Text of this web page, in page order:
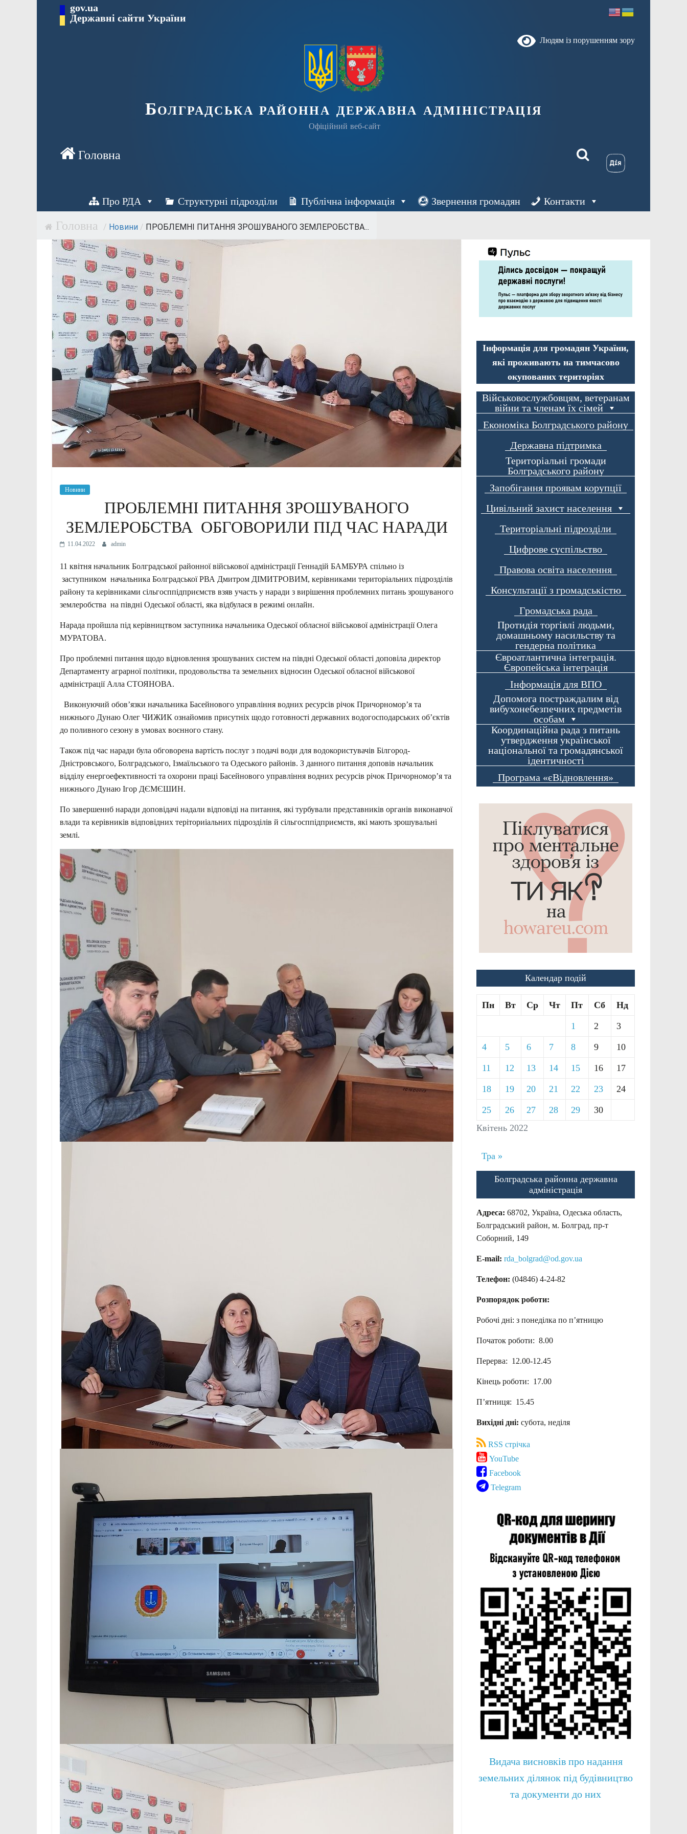
Перейти gov.ua
Державні сайти України
Людям із порушенням зору
Болградська районна державна адміністрація
Офіційний веб-сайт
Про РДА Структурні підрозділи Публічна інформація Звернення громадян Контакти
/ Новини / ПРОБЛЕМНІ ПИТАННЯ ЗРОШУВАНОГО ЗЕМЛЕРОБСТВА...
Новини
ПРОБЛЕМНІ ПИТАННЯ ЗРОШУВАНОГО
ЗЕМЛЕРОБСТВА ОБГОВОРИЛИ ПІД ЧАС НАРАДИ
11.04.2022 admin
11 квітня начальник Болградської районної військової адміністрації Геннадій БАМБУРА спільно із
заступником начальника Болградської РВА Дмитром ДІМИТРОВИМ, керівниками територіальних підрозділів
району та керівниками сільгосппідприємств взяв участь у наради з вирішення проблемних питань зрошуваного
землеробства на півдні Одеської області, яка відбулася в режимі онлайн.
Нарада пройшла під керівництвом заступника начальника Одеської обласної військової адміністрації Олега
МУРАТОВА.
Про проблемні питання щодо відновлення зрошуваних систем на півдні Одеської області доповіла директор
Департаменту аграрної політики, продовольства та земельних відносин Одеської обласної військової
адміністрації Алла СТОЯНОВА.
Виконуючий обов’язки начальника Басейнового управління водних ресурсів річок Причорномор’я та
нижнього Дунаю Олег ЧИЖИК ознайомив присутніх щодо готовності державних водогосподарських об’єктів
до поливного сезону в умовах воєнного стану.
Також під час наради була обговорена вартість послуг з подачі води для водокористувачів Білгород-
Дністровського, Болградського, Ізмаїльського та Одеського районів. З данного питання доповів начальник
відділу енергоефективності та охорони праці Басейнового управління водних ресурсів річок Причорномор’я та
нижнього Дунаю Ігор ДЄМЄШИН.
По завершеннб наради доповідачі надали відповіді на питання, які турбували представників органів виконавчої
влади та керівників відповідних теріториіальних підрозділів й сільгосппідприємств, які мають зрошувальні
землі.
Інформація для громадян України,
які проживають на тимчасово
окупованих територіях
Військовослужбовцям, ветеранам
війни та членам їх сімей
Економіка Болградського району
Державна підтримка
Територіальні громади
Болградського району
Запобігання проявам корупції
Цивільний захист населення
Територіальні підрозділи
Цифрове суспільство
Правова освіта населення
Консультації з громадськістю
Громадська рада
Протидія торгівлі людьми,
домашньому насильству та
гендерна політика
Євроатлантична інтеграція.
Європейська інтеграція
Інформація для ВПО
Допомога постраждалим від
вибухонебезпечних предметів
особам
Координаційна рада з питань
утвердження української
національної та громадянської
ідентичності
Програма «єВідновлення»
Календар подій
Квітень 2022
Пн Вт Ср Чт Пт Сб Нд
1 2 3
4 5 6 7 8 9 10
11 12 13 14 15 16 17
18 19 20 21 22 23 24
25 26 27 28 29 30
Тра »
Болградська районна державна
адміністрація
Адреса: 68702, Україна, Одеська область,
Болградський район, м. Болград, пр-т
Соборний, 149
E-mail: rda_bolgrad@od.gov.ua
Телефон: (04846) 4-24-82
Розпорядок роботи:
Робочі дні: з понеділка по п’ятницю
Початок роботи: 8.00
Перерва: 12.00-12.45
Кінець роботи: 17.00
П’ятниця: 15.45
Вихідні дні: субота, неділя
RSS стрічка
YouTube
Facebook
Telegram
Видача висновків про надання
земельних ділянок під будівництво
та документи до них